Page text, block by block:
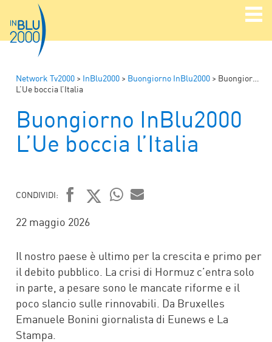
Network Tv2000 > InBlu2000 > Buongiorno InBlu2000 > Buongiorno InBlu2000
L’Ue boccia l’Italia
Buongiorno InBlu2000
L’Ue boccia l’Italia
CONDIVIDI:
FACEBOOK
TWITTER
22 maggio 2026
Il nostro paese è ultimo per la crescita e primo per
il debito pubblico. La crisi di Hormuz c’entra solo
in parte, a pesare sono le mancate riforme e il
poco slancio sulle rinnovabili. Da Bruxelles
Emanuele Bonini giornalista di Eunews e La
Stampa.